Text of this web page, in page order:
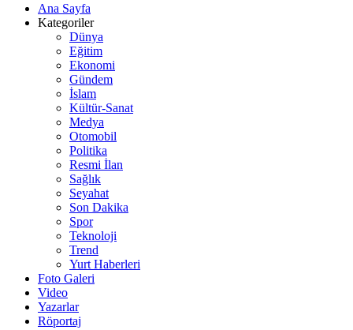
Ana Sayfa
Kategoriler
Dünya
Eğitim
Ekonomi
Gündem
İslam
Kültür-Sanat
Medya
Otomobil
Politika
Resmi İlan
Sağlık
Seyahat
Son Dakika
Spor
Teknoloji
Trend
Yurt Haberleri
Foto Galeri
Video
Yazarlar
Röportaj